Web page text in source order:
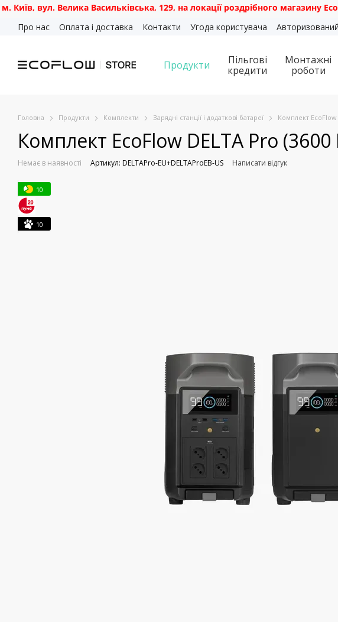
Перейти до основного контенту
Васильківська, 129, на локації роздрібного магазину EcoFlow.
Про нас
Оплата і доставка Контакти Угода користувача
Продукти
Пільгові
кредити
Монтажні
роботи
Головна Продукти Комплекти Зарядні станції і додаткові батареї Комплект EcoFlow
Комплект EcoFlow DELTA Pro
Немає в наявності Артикул: DELTAPro-EU+DELTAProEB-US Написати відгук
10
10